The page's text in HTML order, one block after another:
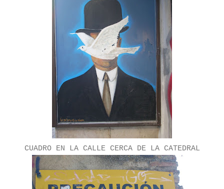
CUADRO EN LA CALLE CERCA DE LA CATEDRAL